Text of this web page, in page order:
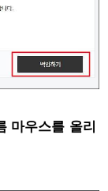
마우스를 올리